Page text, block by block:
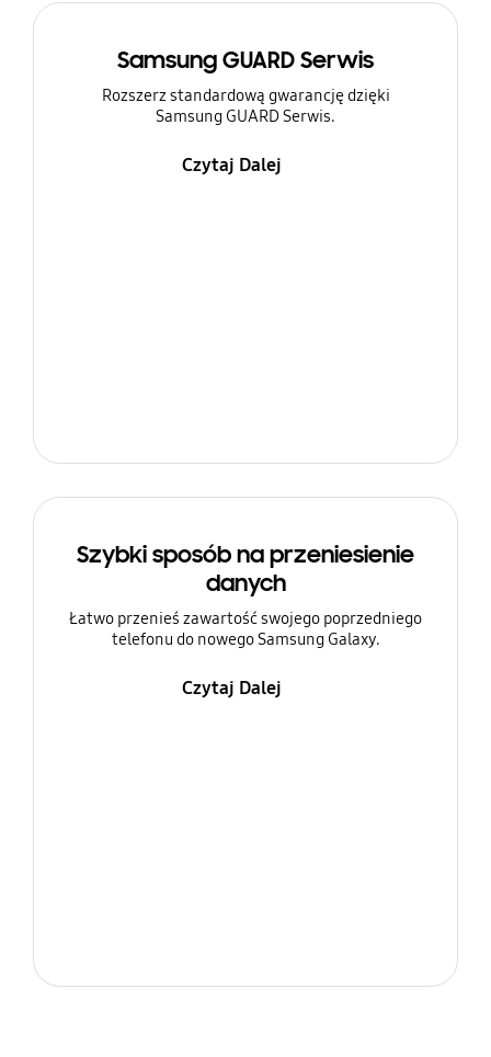
Samsung GUARD Serwis
Rozszerz standardową gwarancję dzięki
Samsung GUARD Serwis.
Czytaj Dalej
Szybki sposób na przeniesienie
danych
Łatwo przenieś zawartość swojego poprzedniego
telefonu do nowego Samsung Galaxy.
Czytaj Dalej